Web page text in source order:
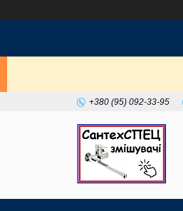
+380 (95) 092-33-95